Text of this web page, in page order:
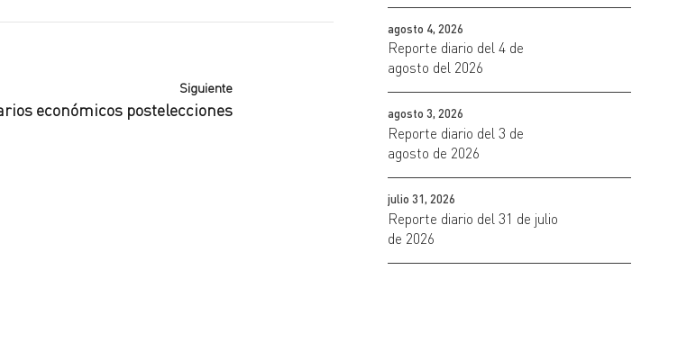
Siguiente
económicos postelecciones
agosto 4, 2026
Reporte diario del 4 de
agosto del 2026
agosto 3, 2026
Reporte diario del 3 de
agosto de 2026
julio 31, 2026
Reporte diario del 31 de julio
de 2026